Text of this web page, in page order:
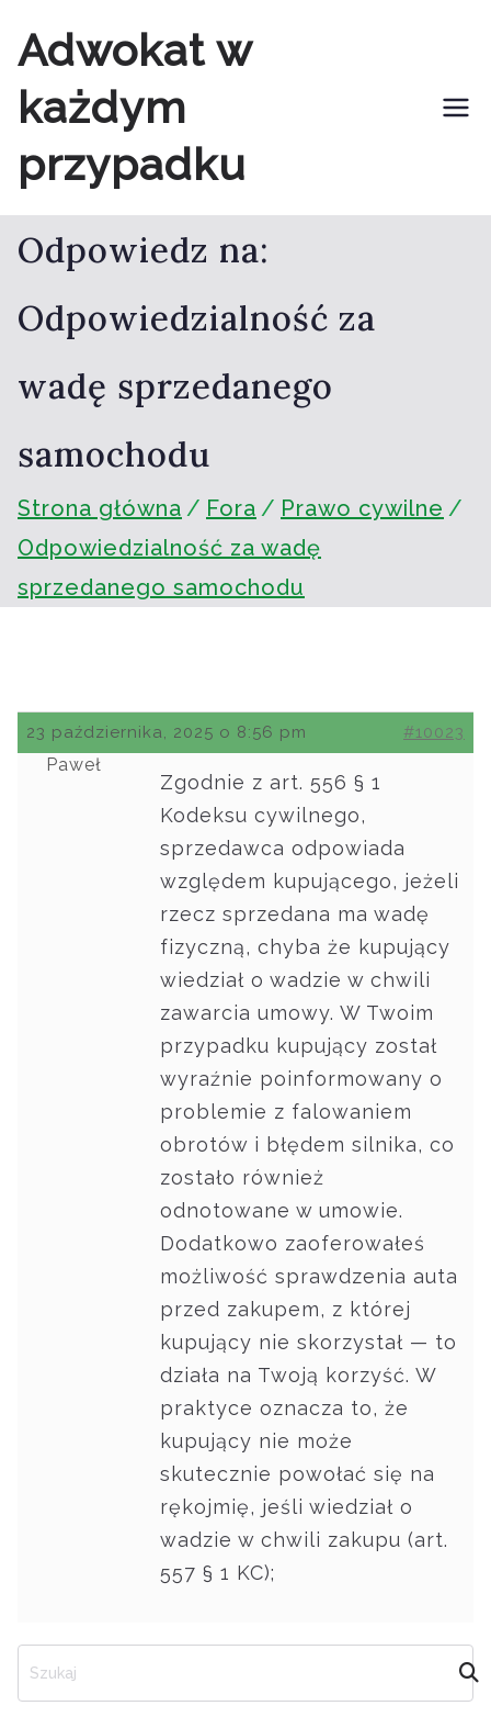
do
treści
Adwokat w
każdym
przypadku
Odpowiedz na:
Odpowiedzialność za
wadę sprzedanego
samochodu
Strona główna Fora
Prawo cywilne
Odpowiedzialność za wadę
sprzedanego samochodu
23 października, 2025 o 8:56 pm #10023
Paweł
Zgodnie z art. 556 § 1
Kodeksu cywilnego,
sprzedawca odpowiada
względem kupującego, jeżeli
rzecz sprzedana ma wadę
fizyczną, chyba że kupujący
wiedział o wadzie w chwili
zawarcia umowy. W Twoim
przypadku kupujący został
wyraźnie poinformowany o
problemie z falowaniem
obrotów i błędem silnika, co
zostało również
odnotowane w umowie.
Dodatkowo zaoferowałeś
możliwość sprawdzenia auta
przed zakupem, z której
kupujący nie skorzystał — to
działa na Twoją korzyść. W
praktyce oznacza to, że
kupujący nie może
skutecznie powołać się na
rękojmię, jeśli wiedział o
wadzie w chwili zakupu (art.
557 § 1 KC);